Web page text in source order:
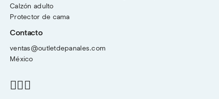
Calzón adulto
Protector de cama
Contacto
ventas@outletdepanales.com
México